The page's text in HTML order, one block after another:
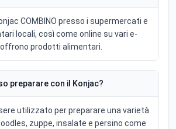
COMBINO presso i supermercati e
locali, così come online su vari e-
prodotti alimentari.
preparare con il Konjac?
utilizzato per preparare una varietà
zuppe, insalate e persino come